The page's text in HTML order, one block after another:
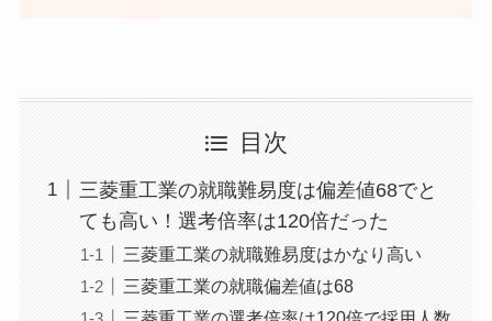
目次
三菱重工業の就職難易度は偏差値68でと
ても高い！選考倍率は120倍だった
三菱重工業の就職難易度はかなり高い
三菱重工業の就職偏差値は68